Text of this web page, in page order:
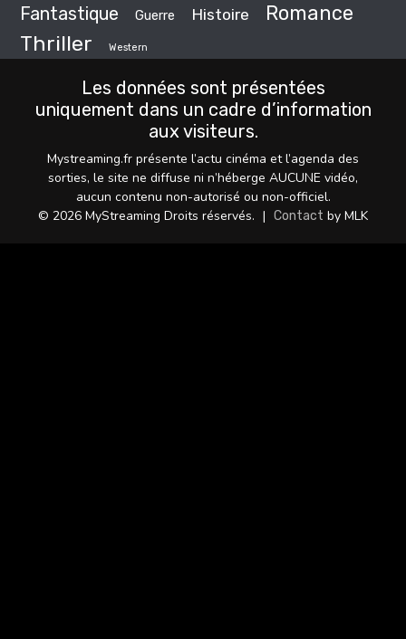
Fantastique Guerre Histoire Romance
Thriller Western
Les données sont présentées
uniquement dans un cadre d’information
aux visiteurs.
Mystreaming.fr présente l’actu cinéma et l’agenda des
sorties, le site ne diffuse ni n’héberge AUCUNE vidéo,
aucun contenu non-autorisé ou non-officiel.
© 2026 MyStreaming Droits réservés. | Contact by MLK